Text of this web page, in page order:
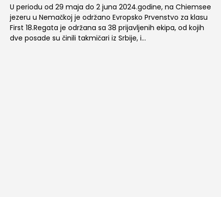
U periodu od 29 maja do 2 juna 2024.godine, na Chiemsee
jezeru u Nemačkoj je održano Evropsko Prvenstvo za klasu
First 18.Regata je održana sa 38 prijavljenih ekipa, od kojih
dve posade su činili takmičari iz Srbije, i…